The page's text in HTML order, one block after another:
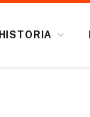
HISTORIA